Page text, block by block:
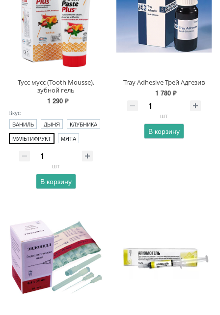
Тусс мусс (Tooth Mousse),
зубной гель
1 290 ₽
Вкус
ВАНИЛЬ ДЫНЯ
КЛУБНИКА
МУЛЬТИФРУКТ
МЯТА
шт
В корзину
Tray Adhesive Трей Адгезив
1 780 ₽
шт
В корзину